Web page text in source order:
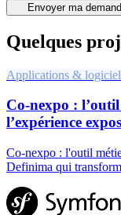
Envoyer ma
Quelques
Applications &
Co-nexpo :
l’expérience
Co-nexpo : l'outil
Definima qui